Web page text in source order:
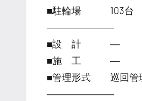
■駐輪場 103台
―――――――
■設 計 ―
■施 工 ―
■管理形式 巡回管
―――――――